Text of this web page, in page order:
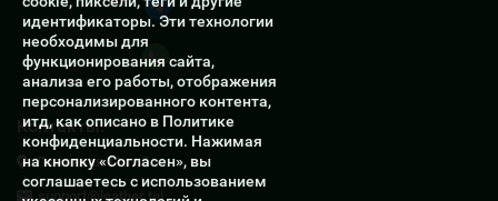
Написать в Telegram
Написать в Whatsapp
Контакты:
Ломанная 11ст.5
support@leather.tel
идентификаторы. Эти технологии
необходимы для
функционирования сайта,
анализа его работы, отображения
персонализированного контента,
итд, как описано в Политике
конфиденциальности. Нажимая
на кнопку «Согласен», вы
соглашаетесь с использованием